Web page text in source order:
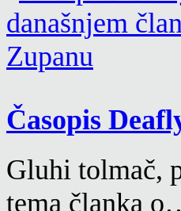
Časopis
Gluhi tolmač,
tema članka